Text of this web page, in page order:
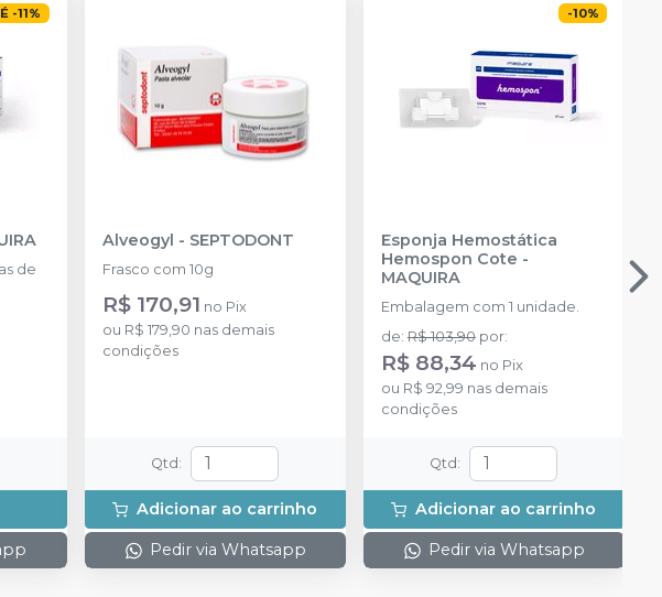
-11%
de
Alveogyl - SEPTODONT
Frasco com 10g
R$ 170,91 no Pix
ou R$ 179,90 nas demais
condições
Qtd :
Adicionar ao carrinho
Pedir via Whatsapp
-10%
Esponja Hemostática
Hemospon Cote -
MAQUIRA
Embalagem com 1 unidade.
de:R$ 103,90 por:
R$ 88,34 no Pix
ou R$ 92,99 nas demais
condições
Qtd :
Adicionar ao carrinho
Pedir via Whatsapp